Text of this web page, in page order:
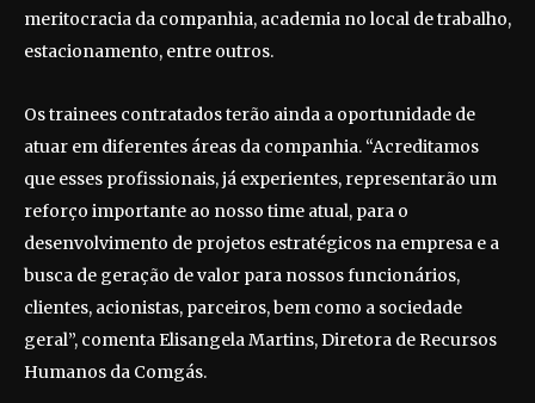
meritocracia da companhia, academia no local de trabalho,
estacionamento, entre outros.
Os trainees contratados terão ainda a oportunidade de
atuar em diferentes áreas da companhia. “Acreditamos
que esses profissionais, já experientes, representarão um
reforço importante ao nosso time atual, para o
desenvolvimento de projetos estratégicos na empresa e a
busca de geração de valor para nossos funcionários,
clientes, acionistas, parceiros, bem como a sociedade
geral”, comenta Elisangela Martins, Diretora de Recursos
Humanos da Comgás.